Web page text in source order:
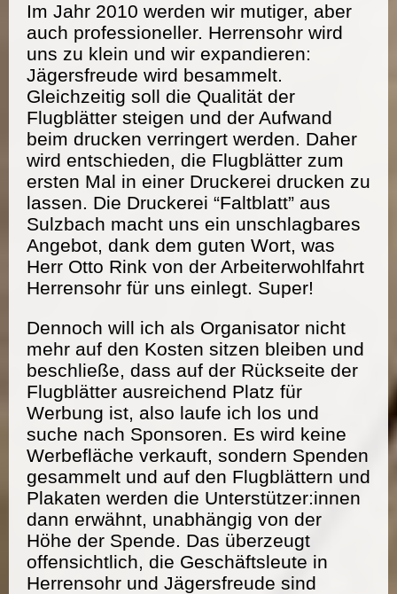
Im Jahr 2010 werden wir mutiger, aber
auch professioneller. Herrensohr wird
uns zu klein und wir expandieren:
Jägersfreude wird besammelt.
Gleichzeitig soll die Qualität der
Flugblätter steigen und der Aufwand
beim drucken verringert werden. Daher
wird entschieden, die Flugblätter zum
ersten Mal in einer Druckerei drucken zu
lassen. Die Druckerei “Faltblatt” aus
Sulzbach macht uns ein unschlagbares
Angebot, dank dem guten Wort, was
Herr Otto Rink von der Arbeiterwohlfahrt
Herrensohr für uns einlegt. Super!
Dennoch will ich als Organisator nicht
mehr auf den Kosten sitzen bleiben und
beschließe, dass auf der Rückseite der
Flugblätter ausreichend Platz für
Werbung ist, also laufe ich los und
suche nach Sponsoren. Es wird keine
Werbefläche verkauft, sondern Spenden
gesammelt und auf den Flugblättern und
Plakaten werden die Unterstützer:innen
dann erwähnt, unabhängig von der
Höhe der Spende. Das überzeugt
offensichtlich, die Geschäftsleute in
Herrensohr und Jägersfreude sind